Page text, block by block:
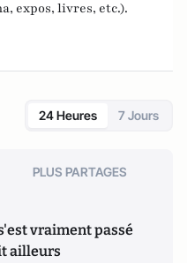
expos, livres, etc.).
24 Heures 7 Jours
PLUS PARTAGES
vraiment passé
ailleurs